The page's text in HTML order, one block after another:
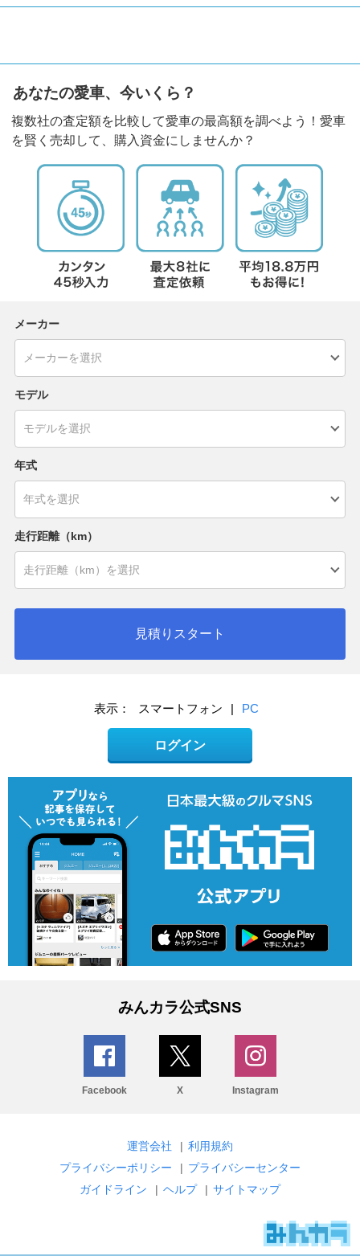
あなたの愛車、今いくら？
複数社の査定額を比較して愛車の最高額を調べよう！愛車
を賢く売却して、購入資金にしませんか？
メーカー
モデル
年式
走行距離（km）
見積りスタート
表示： スマートフォン | PC
ログイン
みんカラ公式SNS
Facebook X Instagram
運営会社 | 利用規約
プライバシーポリシー
| プライバシーセンター
ガイドライン
| ヘルプ | サイトマップ